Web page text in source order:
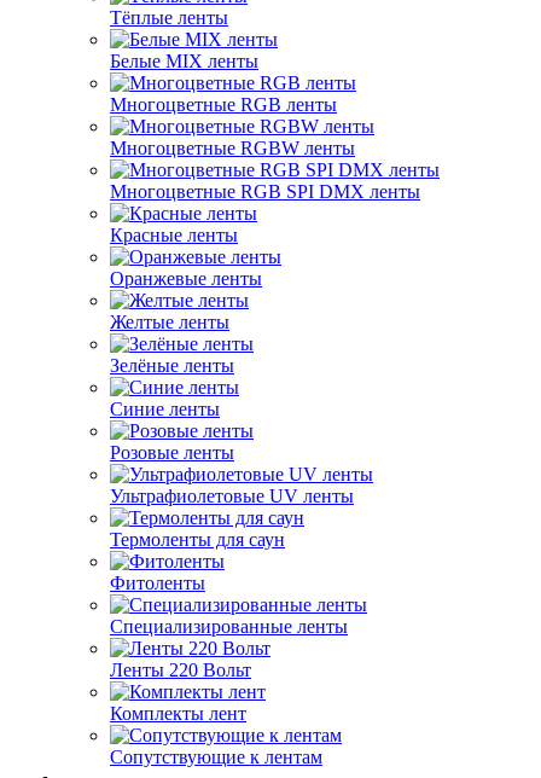
Тёплые ленты
Белые MIX ленты
Многоцветные RGB ленты
Многоцветные RGBW ленты
Многоцветные RGB SPI DMX ленты
Красные ленты
Оранжевые ленты
Желтые ленты
Зелёные ленты
Синие ленты
Розовые ленты
Ультрафиолетовые UV ленты
Термоленты для саун
Фитоленты
Специализированные ленты
Ленты 220 Вольт
Комплекты лент
Сопутствующие к лентам